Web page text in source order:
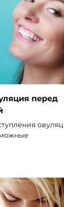
перед